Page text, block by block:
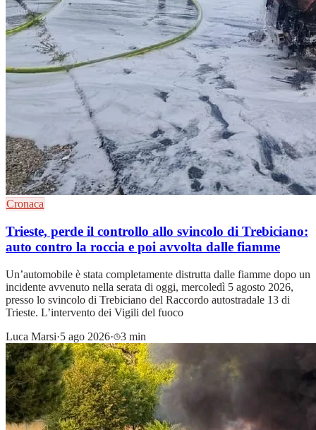
Cronaca
Trieste, perde il controllo allo svincolo di Trebiciano:
auto contro la roccia e poi avvolta dalle fiamme
Un’automobile è stata completamente distrutta dalle fiamme dopo un
incidente avvenuto nella serata di oggi, mercoledì 5 agosto 2026,
presso lo svincolo di Trebiciano del Raccordo autostradale 13 di
Trieste. L’intervento dei Vigili del fuoco
Luca Marsi·5 ago 2026· 3 min